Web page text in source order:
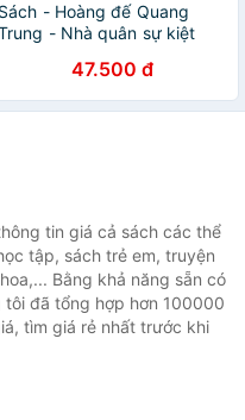
Sách - Hoàng đế Quang
- Nhà quân sự kiệt
bách thắng47.500 đ
tin giá cả sách các thể
tập, sách trẻ em, truyện
Bằng khả năng sẵn có
đã tổng hợp hơn 100000
tìm giá rẻ nhất trước khi